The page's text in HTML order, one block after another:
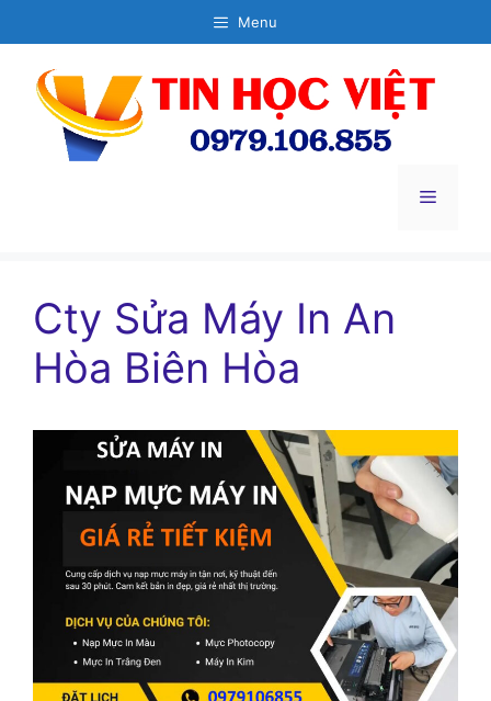
đến
dung
Menu
Menu
Cty Sửa Máy In An
Hòa Biên Hòa